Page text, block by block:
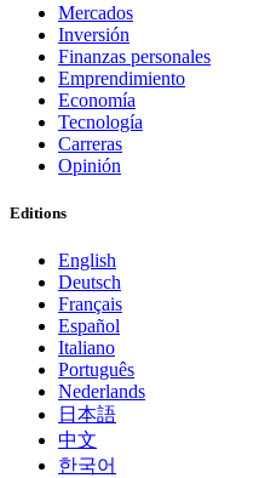
Mercados
Inversión
Finanzas personales
Emprendimiento
Economía
Tecnología
Carreras
Opinión
Editions
English
Deutsch
Français
Español
Italiano
Português
Nederlands
日本語
中文
한국어